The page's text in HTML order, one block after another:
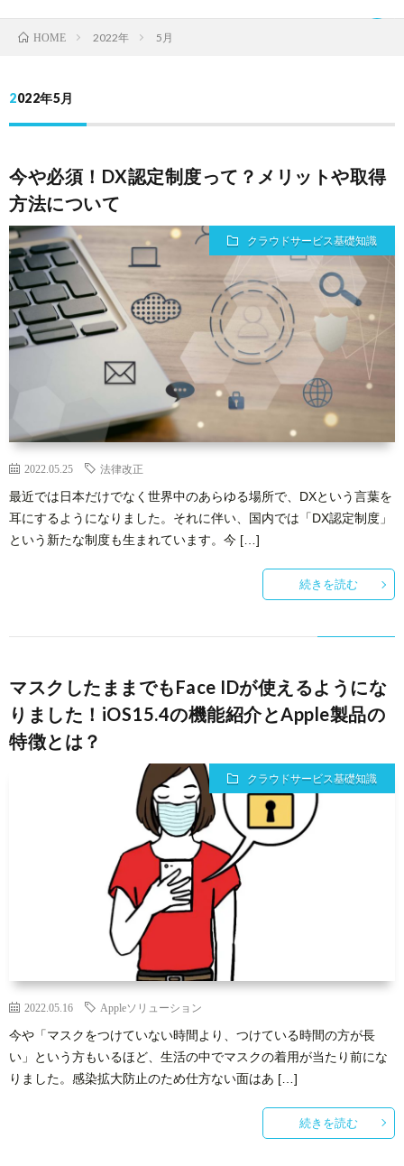
ク
ド
ス
基
識
運
報
合
HOME 2022年 5月
2022年5月
今や必須！DX認定制度って？メリットや取得
方法について
クラウドサービス基礎知識
2022.05.25 法律改正
最近では日本だけでなく世界中のあらゆる場所で、DXという言葉を
耳にするようになりました。それに伴い、国内では「DX認定制度」
という新たな制度も生まれています。今 […]
続きを読む
マスクしたままでもFace IDが使えるようにな
りました！iOS15.4の機能紹介とApple製品の
特徴とは？
クラウドサービス基礎知識
2022.05.16 Appleソリューション
今や「マスクをつけていない時間より、つけている時間の方が長
い」という方もいるほど、生活の中でマスクの着用が当たり前にな
りました。感染拡大防止のため仕方ない面はあ […]
続きを読む